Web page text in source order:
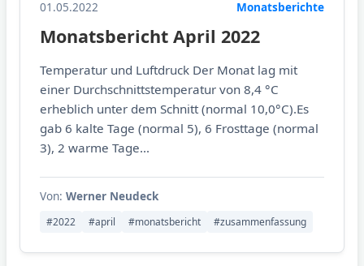
01.05.2022 Monatsberichte
Monatsbericht April 2022
Temperatur und Luftdruck Der Monat lag mit
einer Durchschnittstemperatur von 8,4 °C
erheblich unter dem Schnitt (normal 10,0°C).Es
gab 6 kalte Tage (normal 5), 6 Frosttage (normal
3), 2 warme Tage...
Von: Werner Neudeck
#2022 #april #monatsbericht #zusammenfassung